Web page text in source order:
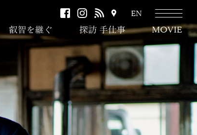
facebookinstagram
RSS
ク
セ
ス
EN
叡智を継ぐ 探訪 手仕事 MOVIE